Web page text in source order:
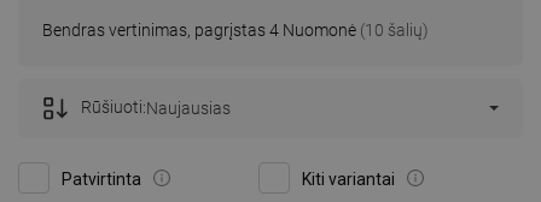
Bendras vertinimas, pagrįstas 4 Nuomonė (10 šalių)
Patvirtinta Kiti variantai
Rūšiuoti:Naujausias